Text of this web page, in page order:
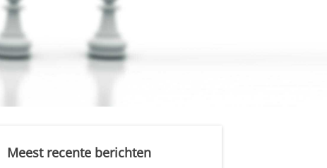
Meest recente berichten